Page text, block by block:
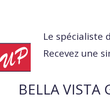
Le spécialiste
Recevez une
BELLA VISTA